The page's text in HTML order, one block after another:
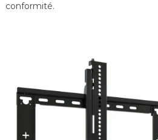
a
conformité.